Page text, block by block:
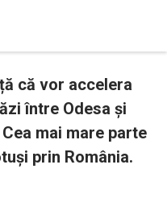
că vor accelera
între Odesa și
mai mare parte
prin România.